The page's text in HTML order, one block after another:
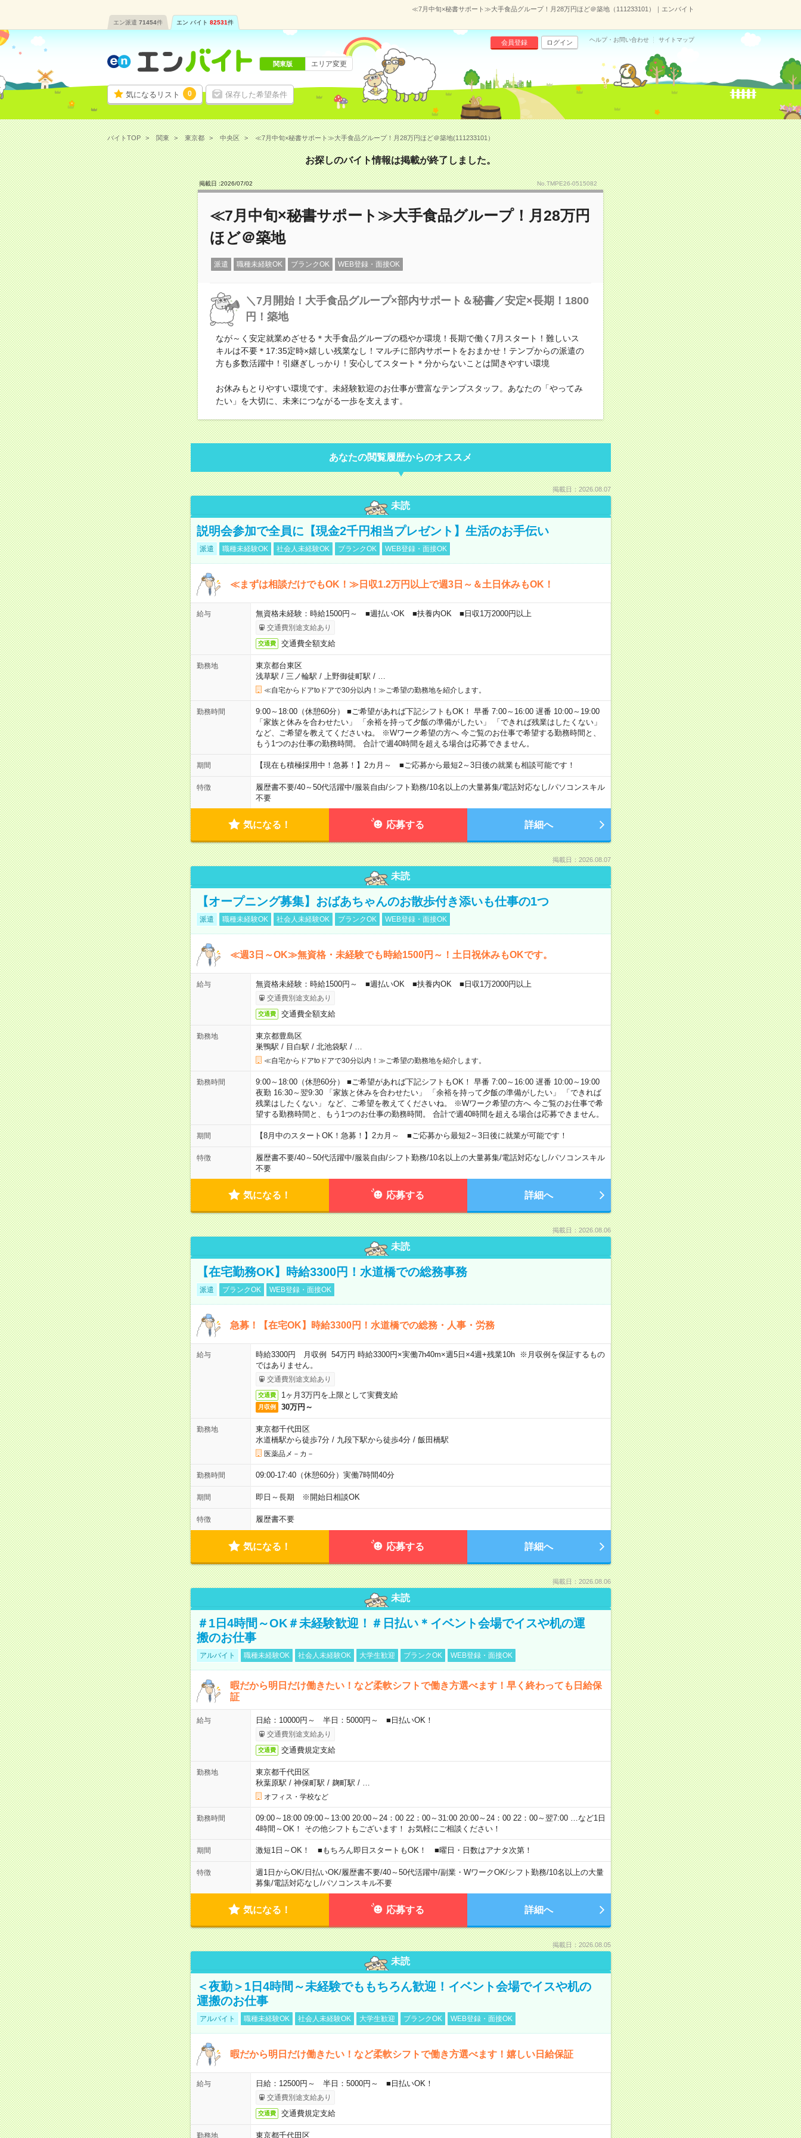
≪7月中旬×秘書サポート≫大手食品グループ！月28万円ほど＠築地（111233101）｜エンバイト
エン派遣 71454件 エン バイト 82531件
気になるリスト 0 保存した希望条件
会員登録 ログイン ヘルプ・お問い合わせ サイトマップ
関東版 エリア変更
バイトTOP 関東 東京都 中央区 ≪7月中旬×秘書サポート≫大手食品グループ！月28万円ほど＠築地(111233101）
お探しのバイト情報は掲載が終了しました。
掲載日 :2026/07/02 No.TMPE26-0515082
≪7月中旬×秘書サポート≫大手食品グループ！月28万円
ほど＠築地
派遣 職種未経験OK ブランクOK WEB登録・面接OK
＼7月開始！大手食品グループ×部内サポート＆秘書／安定×長期！1800
円！築地
なが～く安定就業めざせる＊大手食品グループの穏やか環境！長期で働く7月スタート！難しいス
キルは不要＊17:35定時×嬉しい残業なし！マルチに部内サポートをおまかせ！テンプからの派遣の
方も多数活躍中！引継ぎしっかり！安心してスタート＊分からないことは聞きやすい環境
お休みもとりやすい環境です。未経験歓迎のお仕事が豊富なテンプスタッフ。あなたの「やってみ
たい」を大切に、未来につながる一歩を支えます。
あなたの閲覧履歴からのオススメ
掲載日：2026.08.07
未読
説明会参加で全員に【現金2千円相当プレゼント】生活のお手伝い
派遣 職種未経験OK 社会人未経験OK ブランクOK WEB登録・面接OK
≪まずは相談だけでもOK！≫日収1.2万円以上で週3日～＆土日休みもOK！
給与 無資格未経験：時給1500円～ ■週払いOK ■扶養内OK ■日収1万2000円以上
交通費別途支給あり
交通費 交通費全額支給
勤務地
東京都台東区
浅草駅 / 三ノ輪駅 / 上野御徒町駅 /
≪自宅からドアtoドアで30分以内！≫ご希望の勤務地を紹介します。
勤務時間
9:00～18:00（休憩60分） ■ご希望があれば下記シフトもOK！ 早番 7:00～16:00 遅番 10:00～19:00
「家族と休みを合わせたい」 「余裕を持って夕飯の準備がしたい」 「できれば残業はしたくない」
など、ご希望を教えてくださいね。 ※Wワーク希望の方へ 今ご覧のお仕事で希望する勤務時間と、
もう1つのお仕事の勤務時間。 合計で週40時間を超える場合は応募できません。
期間 【現在も積極採用中！急募！】2カ月～ ■ご応募から最短2～3日後の就業も相談可能です！
特徴 履歴書不要/40～50代活躍中/服装自由/シフト勤務/10名以上の大量募集/電話対応なし/パソコンスキル
不要
気になる！ 応募する 詳細へ
掲載日：2026.08.07
未読
【オープニング募集】おばあちゃんのお散歩付き添いも仕事の1つ
派遣 職種未経験OK 社会人未経験OK ブランクOK WEB登録・面接OK
≪週3日～OK≫無資格・未経験でも時給1500円～！土日祝休みもOKです。
給与 無資格未経験：時給1500円～ ■週払いOK ■扶養内OK ■日収1万2000円以上
交通費別途支給あり
交通費 交通費全額支給
勤務地
東京都豊島区
巣鴨駅 / 目白駅 / 北池袋駅 /
≪自宅からドアtoドアで30分以内！≫ご希望の勤務地を紹介します。
勤務時間
9:00～18:00（休憩60分） ■ご希望があれば下記シフトもOK！ 早番 7:00～16:00 遅番 10:00～19:00
夜勤 16:30～翌9:30 「家族と休みを合わせたい」 「余裕を持って夕飯の準備がしたい」 「できれば
残業はしたくない」 など、ご希望を教えてくださいね。 ※Wワーク希望の方へ 今ご覧のお仕事で希
望する勤務時間と、もう1つのお仕事の勤務時間。 合計で週40時間を超える場合は応募できません。
期間 【8月中のスタートOK！急募！】2カ月～ ■ご応募から最短2～3日後に就業が可能です！
特徴 履歴書不要/40～50代活躍中/服装自由/シフト勤務/10名以上の大量募集/電話対応なし/パソコンスキル
不要
気になる！ 応募する 詳細へ
掲載日：2026.08.06
未読
【在宅勤務OK】時給3300円！水道橋での総務事務
派遣 ブランクOK WEB登録・面接OK
急募！【在宅OK】時給3300円！水道橋での総務・人事・労務
給与
時給3300円 月収例 54万円 時給3300円×実働7h40m×週5日×4週+残業10h ※月収例を保証するもの
ではありません。
交通費別途支給あり
交通費 1ヶ月3万円を上限として実費支給
月収例 30万円～
勤務地
東京都千代田区
水道橋駅から徒歩7分/ 九段下駅から徒歩4分/ 飯田橋駅
医薬品メ－カ－
勤務時間 09:00-17:40（休憩60分）実働7時間40分
期間 即日～長期 ※開始日相談OK
特徴 履歴書不要
気になる！ 応募する 詳細へ
掲載日：2026.08.06
未読
＃1日4時間～OK＃未経験歓迎！＃日払い＊イベント会場でイスや机の運
搬のお仕事
アルバイト 職種未経験OK 社会人未経験OK 大学生歓迎 ブランクOK WEB登録・面接OK
暇だから明日だけ働きたい！など柔軟シフトで働き方選べます！早く終わっても日給保
証
給与 日給：10000円～ 半日：5000円～ ■日払いOK！
交通費別途支給あり
交通費 交通費規定支給
勤務地
東京都千代田区
秋葉原駅 / 神保町駅 / 麹町駅 /
オフィス・学校など
勤務時間
09:00～18:00 09:00～13:00 20:00～24：00 22：00～31:00 20:00～24：00 22：00～翌7:00 …など1日
4時間～OK！ その他シフトもございます！ お気軽にご相談ください！
期間 激短1日～OK！ ■もちろん即日スタートもOK！ ■曜日・日数はアナタ次第！
特徴 週1日からOK/日払いOK/履歴書不要/40～50代活躍中/副業・WワークOK/シフト勤務/10名以上の大量
募集/電話対応なし/パソコンスキル不要
気になる！ 応募する 詳細へ
掲載日：2026.08.05
未読
＜夜勤＞1日4時間～未経験でももちろん歓迎！イベント会場でイスや机の
運搬のお仕事
アルバイト 職種未経験OK 社会人未経験OK 大学生歓迎 ブランクOK WEB登録・面接OK
暇だから明日だけ働きたい！など柔軟シフトで働き方選べます！嬉しい日給保証
給与 日給：12500円～ 半日：5000円～ ■日払いOK！
交通費別途支給あり
交通費 交通費規定支給
勤務地 東京都千代田区